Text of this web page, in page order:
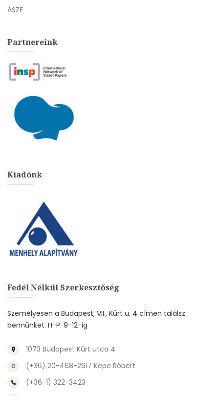
ÁSZF
Partnereink
Kiadónk
Fedél Nélkül Szerkesztőség
Személyesen a Budapest, VII., Kürt u. 4 címen találsz
bennünket. H-P: 9-12-ig
1073 Budapest Kürt utca 4.
(+36) 20-468-2617 Kepe Róbert
(+36-1) 322-3423